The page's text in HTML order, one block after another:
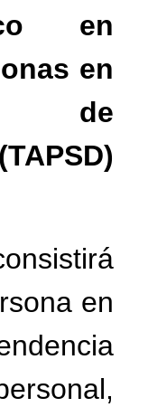
en
en
de
en